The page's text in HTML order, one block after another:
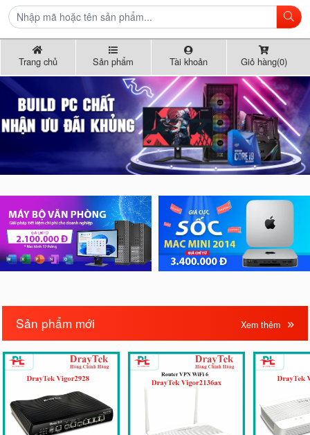
Trang chủ Sản phẩm Tài khoản Giỏ hàng(0)
Sản phẩm mới Xem thêm